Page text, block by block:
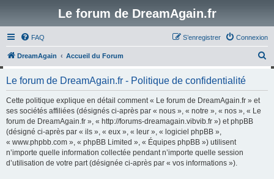
Le forum de DreamAgain.fr
FAQ Connexion
S’enregistrer
DreamAgain Accueil du Forum
Le forum de DreamAgain.fr - Politique de confidentialité
Cette politique explique en détail comment « Le forum de DreamAgain.fr » et
ses sociétés affiliées (désignés ci-après par « nous », « notre », « nos », « Le
forum de DreamAgain.fr », « http://forums-dreamagain.vibvib.fr ») et phpBB
(désigné ci-après par « ils », « eux », « leur », « logiciel phpBB »,
« www.phpbb.com », « phpBB Limited », « Équipes phpBB ») utilisent
n’importe quelle information collectée pendant n’importe quelle session
d’utilisation de votre part (désignée ci-après par « vos informations »).